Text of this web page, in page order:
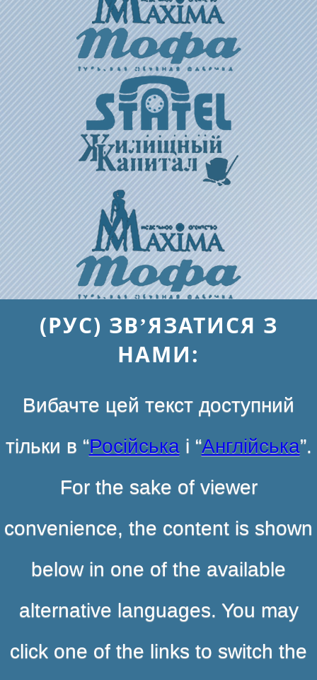
(РУС) ЗВ’ЯЗАТИСЯ З
НАМИ:
Вибачте цей текст доступний
тільки в “Російськаі “Англійська”.
For the sake of viewer
convenience, the content is shown
below in one of the available
alternative languages. You may
click one of the links to switch the